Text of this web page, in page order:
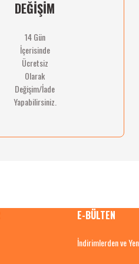
DEĞİŞİM
14 Gün
İçerisinde
Ücretsiz
Olarak
Değişim/İade
Yapabilirsiniz.
E-BÜLTEN
İndirimlerden ve